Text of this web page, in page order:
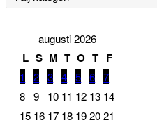
augusti 2026
L S M T O T F
1 2 3 4 5 6 7
8 9 10 11 12 13 14
15 16 17 18 19 20 21